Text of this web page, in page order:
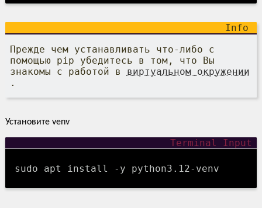
Прежде чем устанавливать что-либо с
помощью pip убедитесь в том, что Вы
знакомы с работой в виртуальном окружении
.
Установите venv
sudo apt install -y python3.12-venv